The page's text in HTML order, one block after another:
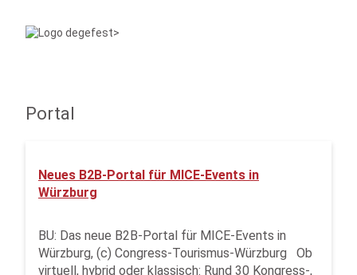
Portal
Neues B2B-Portal für MICE-Events in
Würzburg
BU: Das neue B2B-Portal für MICE-Events in
Würzburg, (c) Congress-Tourismus-Würzburg Ob
virtuell, hybrid oder klassisch: Rund 30 Kongress-,